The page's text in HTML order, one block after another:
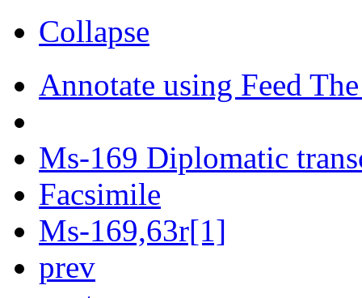
Collapse
Annotate using Feed
Ms-169 Diplomatic
Facsimile
Ms-169,63r[1]
prev